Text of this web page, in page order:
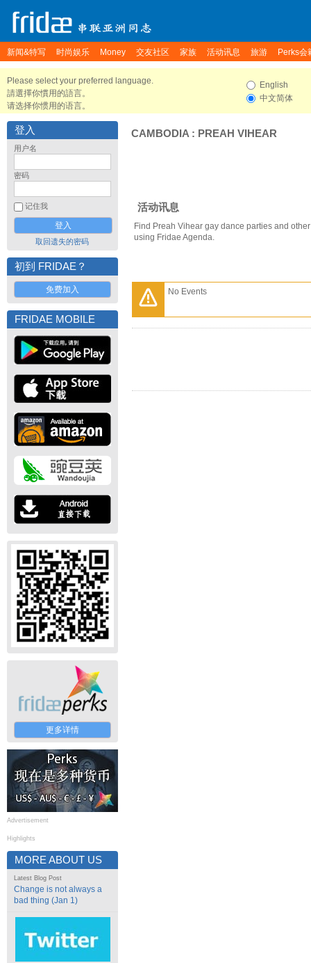
新闻&特写 时尚娱乐 Money 交友社区 家族 活动讯息 旅游 Perks会
Please select your preferred language.
請選擇你慣用的語言。
请选择你惯用的语言。
English
中文简体
登入
用户名
密码
记住我
取回遗失的密码
初到 FRIDAE？
免费加入
FRIDAE MOBILE
更多详情
Advertisement
Highlights
MORE ABOUT US
Latest Blog Post
Change is not always a
bad thing (Jan 1)
CAMBODIA : PREAH VIHEAR
活动讯息
Find Preah Vihear gay dance parties and
using Fridae Agenda.
No Events